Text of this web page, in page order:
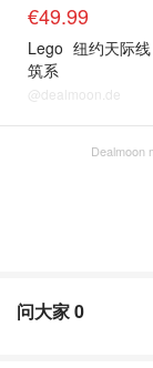
€49.99
Lego 纽约天际
筑系
@dealmoon.de
Dealmoon
问大家0